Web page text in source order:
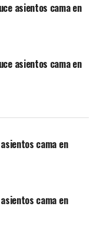
asientos cama en
asientos cama en
cama en
cama en